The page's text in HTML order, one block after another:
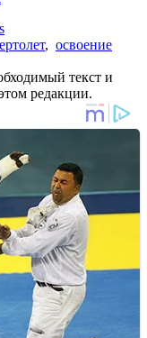
, освоение
текст и
редакции.